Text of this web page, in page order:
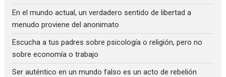
En el mundo actual, un verdadero sentido de libertad a
menudo proviene del anonimato
Escucha a tus padres sobre psicología o religión, pero no
sobre economía o trabajo
Ser auténtico en un mundo falso es un acto de rebelión